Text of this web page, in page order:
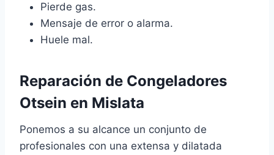
Pierde gas.
Mensaje de error o alarma.
Huele mal.
Reparación de Congeladores
Otsein en Mislata
Ponemos a su alcance un conjunto de
profesionales con una extensa y dilatada